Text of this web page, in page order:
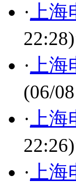
· 上
22:28)
· 上
(06/
· 上
22:26)
· 上